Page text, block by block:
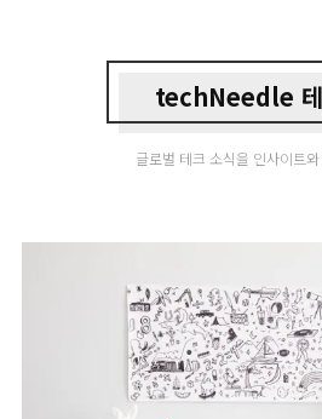
techNeedle 테
글로벌 테크 소식을 인사이트